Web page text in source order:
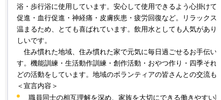
浴・歩行浴に使用しています。安心して使用できるよう心掛けて
促進・血行促進・神経痛・皮膚疾患・疲労回復など。リラックス
温まるため、とても喜ばれています。飲用水としても人気があり
しいです。
住み慣れた地域、住み慣れた家で元気に毎日過ごせるお手伝い
す。機能訓練・生活動作訓練・創作活動・おやつ作り・四季それ
どの活動をしています。地域のボランティアの皆さんとの交流も
＜宣言内容＞
職員同士の相互理解を深め、家族を大切にできる働きやすい